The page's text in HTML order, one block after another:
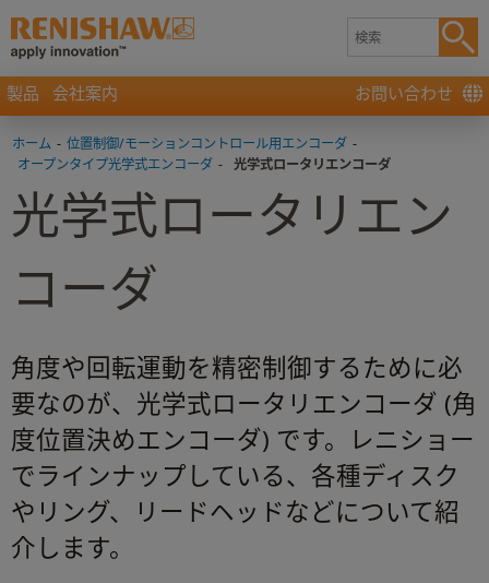
製品 会社案内 お問い合わせ
ホーム - 位置制御/モーションコントロール用エンコーダ -
オープンタイプ光学式エンコーダ - 光学式ロータリエンコーダ
光学式ロータリエン
コーダ
角度や回転運動を精密制御するために必
要なのが、光学式ロータリエンコーダ (角
度位置決めエンコーダ) です。レニショー
でラインナップしている、各種ディスク
やリング、リードヘッドなどについて紹
介します。